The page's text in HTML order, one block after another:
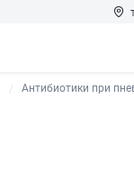
Антибиотики при